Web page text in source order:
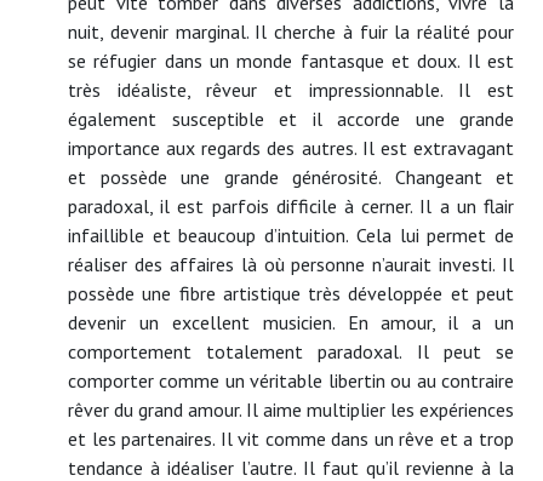
nuit, devenir marginal. Il cherche à fuir la réalité pour
se réfugier dans un monde fantasque et doux. Il est
très idéaliste, rêveur et impressionnable. Il est
également susceptible et il accorde une grande
importance aux regards des autres. Il est extravagant
et possède une grande générosité. Changeant et
paradoxal, il est parfois difficile à cerner. Il a un flair
infaillible et beaucoup d’intuition. Cela lui permet de
réaliser des affaires là où personne n’aurait investi. Il
possède une fibre artistique très développée et peut
devenir un excellent musicien. En amour, il a un
comportement totalement paradoxal. Il peut se
comporter comme un véritable libertin ou au contraire
rêver du grand amour. Il aime multiplier les expériences
et les partenaires. Il vit comme dans un rêve et a trop
tendance à idéaliser l’autre. Il faut qu’il revienne à la